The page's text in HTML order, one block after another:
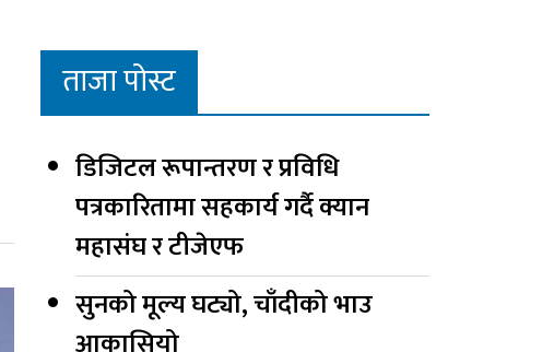
ताजा पोस्ट
डिजिटल रूपान्तरण र प्रविधि
पत्रकारितामा सहकार्य गर्दै क्यान
महासंघ र टीजेएफ
सुनको मूल्य घट्यो, चाँदीको भाउ